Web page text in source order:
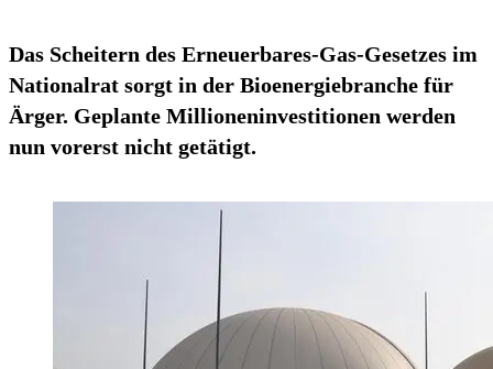
Das Scheitern des Erneuerbares-Gas-Gesetzes im
Nationalrat sorgt in der Bioenergiebranche für
Ärger. Geplante Millioneninvestitionen werden
nun vorerst nicht getätigt.